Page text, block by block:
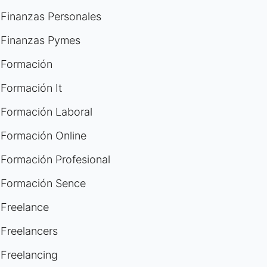
Finanzas Personales
Finanzas Pymes
Formación
Formación It
Formación Laboral
Formación Online
Formación Profesional
Formación Sence
Freelance
Freelancers
Freelancing